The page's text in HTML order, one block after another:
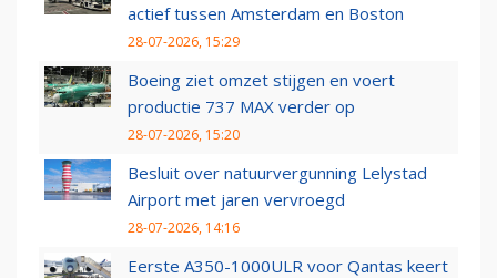
actief tussen Amsterdam en Boston
28-07-2026, 15:29
Boeing ziet omzet stijgen en voert
productie 737 MAX verder op
28-07-2026, 15:20
Besluit over natuurvergunning Lelystad
Airport met jaren vervroegd
28-07-2026, 14:16
Eerste A350-1000ULR voor Qantas keert